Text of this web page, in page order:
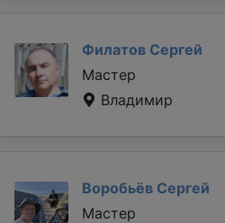
Филатов Сергей
Мастер
Владимир
Воробьёв Сергей
Мастер